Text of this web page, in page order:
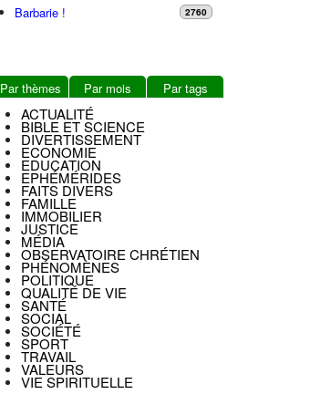
Barbarie ! 2760
Par thèmes Par mois Par tags
ACTUALITÉ
BIBLE ET SCIENCE
DIVERTISSEMENT
ECONOMIE
EDUCATION
EPHÉMÉRIDES
FAITS DIVERS
FAMILLE
IMMOBILIER
JUSTICE
MÉDIA
OBSERVATOIRE CHRÉTIEN
PHÉNOMÈNES
POLITIQUE
QUALITÉ DE VIE
SANTÉ
SOCIAL
SOCIÉTÉ
SPORT
TRAVAIL
VALEURS
VIE SPIRITUELLE